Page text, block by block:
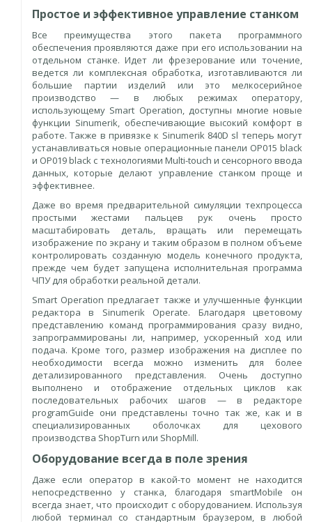
Простое и эффективное управление станком
Все преимущества этого пакета программного
обеспечения проявляются даже при его использовании на
отдельном станке. Идет ли фрезерование или точение,
ведется ли комплексная обработка, изготавливаются ли
большие партии изделий или это мелкосерийное
производство — в любых режимах оператору,
использующему Smart Operation, доступны многие новые
функции Sinumerik, обеспечивающие высокий комфорт в
работе. Также в привязке к Sinumerik 840D sl теперь могут
устанавливаться новые операционные панели ОР015 black
и OP019 black с технологиями Multi-touch и сенсорного ввода
данных, которые делают управление станком проще и
эффективнее.
Даже во время предварительной симуляции техпроцесса
простыми жестами пальцев рук очень просто
масштабировать деталь, вращать или перемещать
изображение по экрану и таким образом в полном объеме
контролировать созданную модель конечного продукта,
прежде чем будет запущена исполнительная программа
ЧПУ для обработки реальной детали.
Smart Operation предлагает также и улучшенные функции
редактора в Sinumerik Operate. Благодаря цветовому
представлению команд программирования сразу видно,
запрограммированы ли, например, ускоренный ход или
подача. Кроме того, размер изображения на дисплее по
необходимости всегда можно изменить для более
детализированного представления. Очень доступно
выполнено и отображение отдельных циклов как
последовательных рабочих шагов — в редакторе
programGuide они представлены точно так же, как и в
специализированных оболочках для цехового
производства ShopTurn или ShopMill.
Оборудование всегда в поле зрения
Даже если оператор в какой-то момент не находится
непосредственно у станка, благодаря smartMobile он
всегда знает, что происходит с оборудованием. Используя
любой терминал со стандартным браузером, в любой